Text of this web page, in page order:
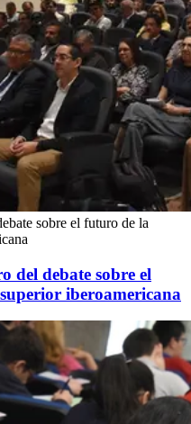
sobre el futuro de la
del debate sobre el
iberoamericana